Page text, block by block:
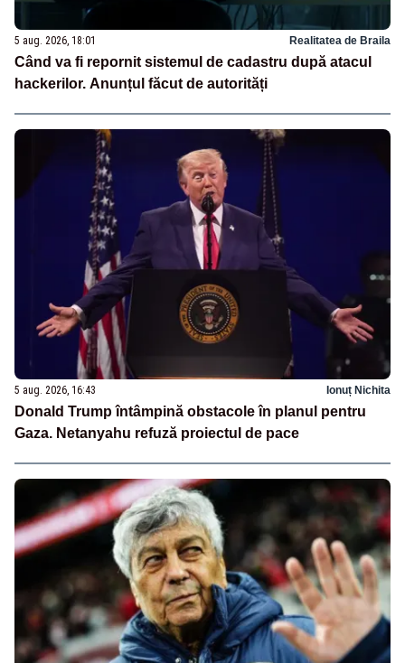
5 aug. 2026, 18:01 Realitatea de Braila
Când va fi repornit sistemul de cadastru după atacul
hackerilor. Anunțul făcut de autorități
5 aug. 2026, 16:43 Ionuț Nichita
Donald Trump întâmpină obstacole în planul pentru
Gaza. Netanyahu refuză proiectul de pace